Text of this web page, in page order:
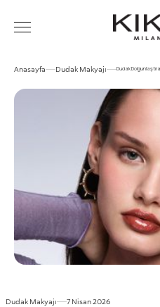
Anasayfa Dudak Makyajı Dudak
Dudak Makyajı 7 Nisan 2026